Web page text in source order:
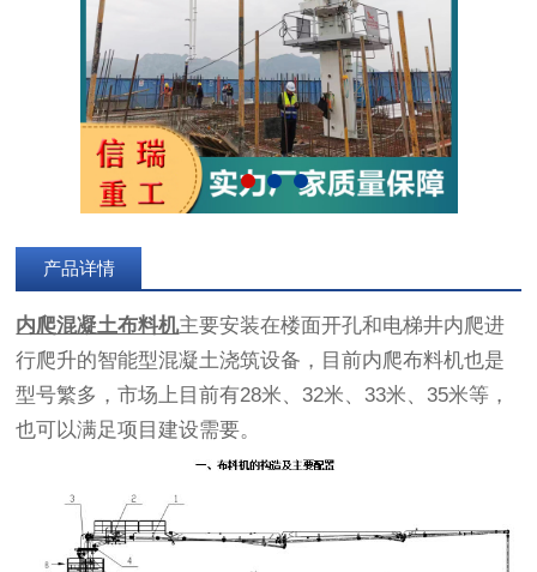
产品详情
内爬混凝土布料机主要安装在楼面开孔和电梯井内爬进
行爬升的智能型混凝土浇筑设备，目前内爬布料机也是
型号繁多，市场上目前有28米、32米、33米、35米等，
也可以满足项目建设需要。